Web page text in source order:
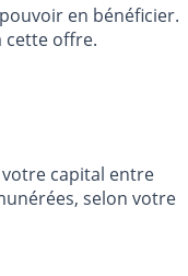
d’ouvrir un
en bénéficier.
offre.
capital entre
selon votre